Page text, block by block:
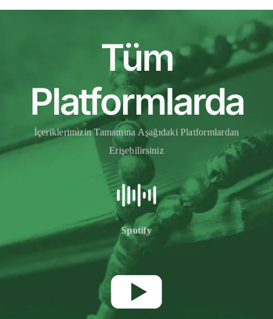
Tüm
Platformlarda
İçeriklerimizin Tamamına Aşağıdaki Platformlardan
Erişebilirsiniz
Spotify